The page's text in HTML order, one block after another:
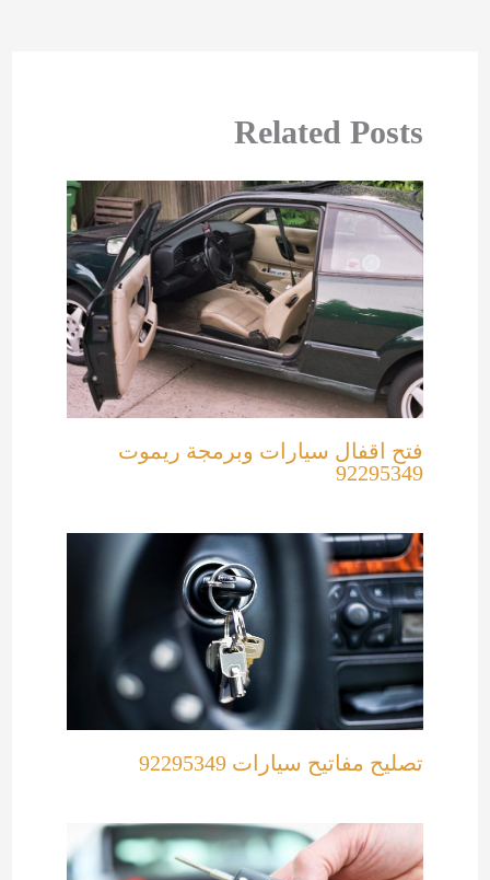
Related Posts
فتح اقفال سيارات وبرمجة ريموت
92295349
تصليح مفاتيح سيارات 92295349